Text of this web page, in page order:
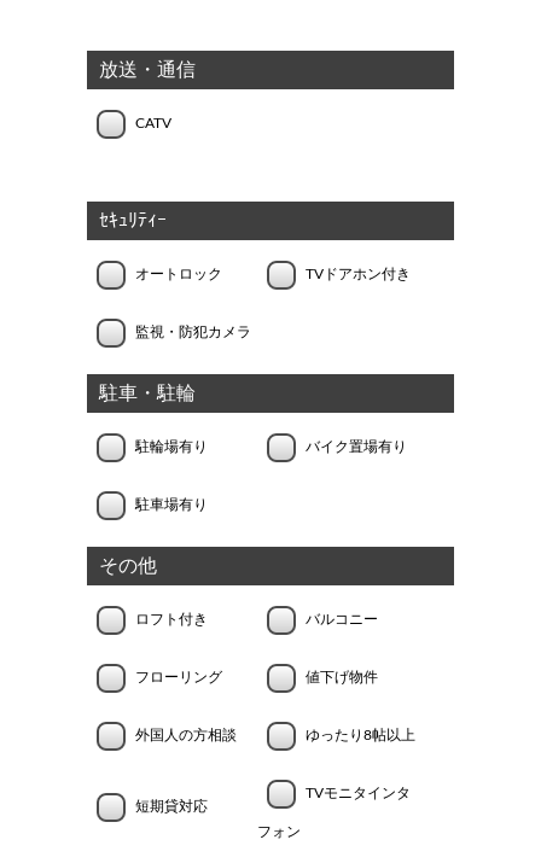
放送・通信
CATV
ｾｷｭﾘﾃｨｰ
オートロック TVドアホン付き
監視・防犯カメラ
駐車・駐輪
駐輪場有り バイク置場有り
駐車場有り
その他
ロフト付き バルコニー
フローリング 値下げ物件
外国人の方相談 ゆったり8帖以上
短期貸対応
TVモニタインタ
フォン